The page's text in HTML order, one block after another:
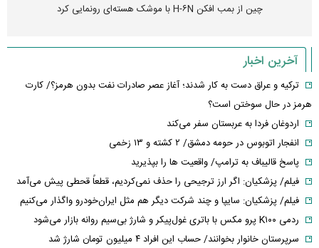
پهپاد رهگیر یا موشک پدافند؛ قدرت تهدید کدامیک بیشتر است؟
آخرین اخبار
ترکیه و عراق دست به کار شدند؛ آغاز عصر صادرات نفت بدون هرمز؟/ کارت
هرمز در حال سوختن است؟
اردوغان فردا به عربستان سفر می‌کند
انفجار اتوبوس در حومه دمشق/ ۲ کشته و ۱۳ زخمی
پاسخ قالیباف به ترامپ/ واقعیت ها را بپذیرید
فیلم/ پزشکیان: اگر ارز ترجیحی را حذف نمی‌کردیم، قطعاً قحطی پیش می‌آمد
فیلم/ پزشکیان: سایپا و چند شرکت دیگر هم مثل ایران‌خودرو واگذار می‌کنیم
ردمی K۱۰۰ پرو مکس با باتری غول‌پیکر و شارژ بی‌سیم روانه بازار می‌شود
سرپرستان خانوار بخوانند/ حساب این افراد ۴ میلیون تومان شارژ شد